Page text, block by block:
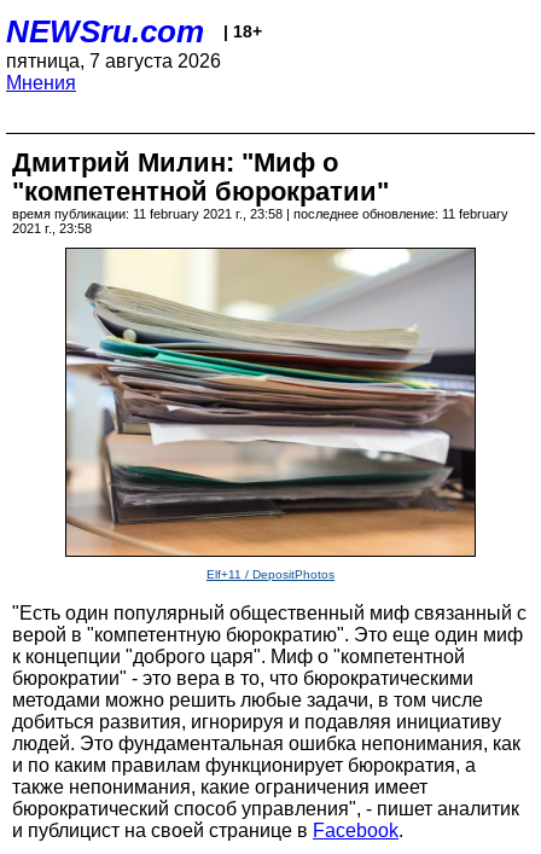
NEWSru.com | 18+
пятница, 7 августа 2026
Мнения
Дмитрий Милин: "Миф о
"компетентной бюрократии"
время публикации: 11 february 2021 г., 23:58 | последнее обновление: 11 february
2021 г., 23:58
Elf+11 / DepositPhotos
"Есть один популярный общественный миф связанный с
верой в "компетентную бюрократию". Это еще один миф
к концепции "доброго царя". Миф о "компетентной
бюрократии" - это вера в то, что бюрократическими
методами можно решить любые задачи, в том числе
добиться развития, игнорируя и подавляя инициативу
людей. Это фундаментальная ошибка непонимания, как
и по каким правилам функционирует бюрократия, а
также непонимания, какие ограничения имеет
бюрократический способ управления", - пишет аналитик
и публицист на своей странице в Facebook.